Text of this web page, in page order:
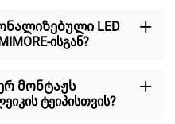
LED
ისგან?
მონტაჟს
ტეიპისთვის?